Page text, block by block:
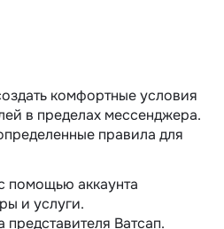
комфортные условия
в пределах мессенджера.
правила для
помощью аккаунта
и услуги.
представителя Ватсап.